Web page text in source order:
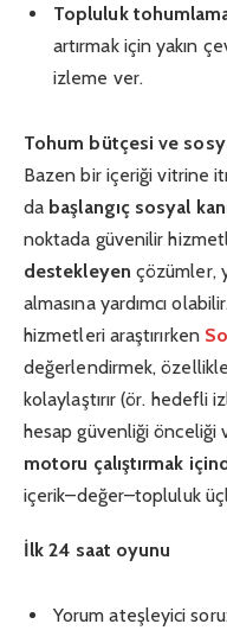
Topluluk
artırmak için yakın
izleme ver.
Tohum bütçesi ve
Bazen bir içeriği vitrine
da başlangıç sosyal
noktada güvenilir
destekleyen çözümler,
almasına yardımcı
hizmetleri araştırırken
değerlendirmek,
kolaylaştırır (ör. hedefli
hesap güvenliği önceliği
motoru çalıştırmak
içerik–değer–topluluk
İlk 24 saat oyunu
Yorum ateşleyici